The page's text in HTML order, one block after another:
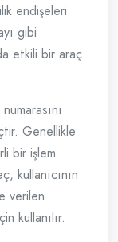
endişeleri
gibi
etkili bir araç
Genellikle
bir işlem
kullanıcının
verilen
kullanılır.